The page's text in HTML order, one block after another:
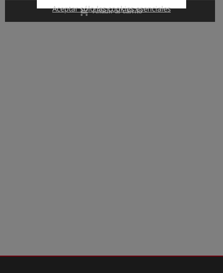
Aceptar sólo las cookies esenciales
add_shopping_cart Añadir al carrito